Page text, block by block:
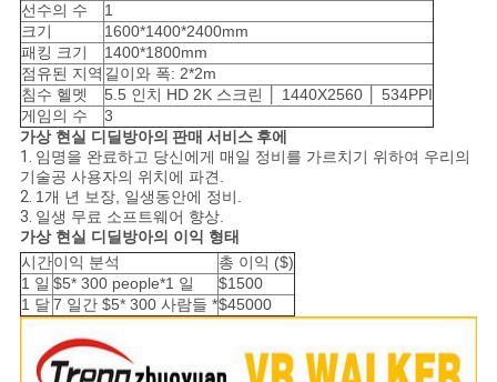
선수의 수
1
크기
1600*1400*2400mm
패킹 크기
1400*1800mm
점유된 지역 길이와 폭: 2*2m
침수 헬멧
5.5 인치 HD 2K 스크린 │ 1440X2560 │ 534PPI
게임의 수
3
가상 현실 디딜방아의 판매 서비스 후에
1. 임명을 완료하고 당신에게 매일 정비를 가르치기 위하여 우리의
기술공 사용자의 위치에 파견.
2. 1개 년 보장, 일생동안에 정비.
3. 일생 무료 소프트웨어 향상.
가상 현실 디딜방아의 이익 형태
시간이익 분석
총 이익 ($)
1 일 $5* 300 people*1 일
$1500
1 달7 일간 $5* 300 사람들 *$45000